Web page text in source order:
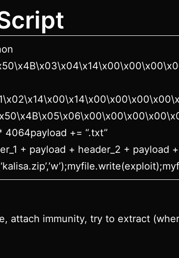
4064payload += “.txt”
+ payload + header_2 + payload
attach immunity, try to extract